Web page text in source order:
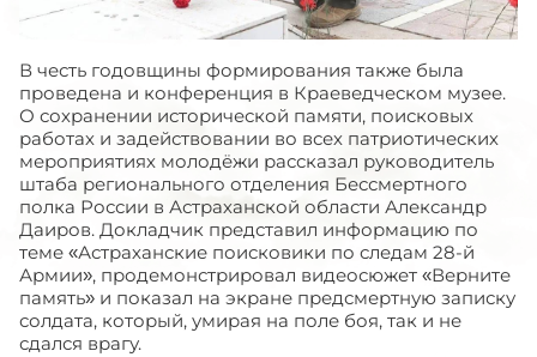
В честь годовщины формирования также была
проведена и конференция в Краеведческом музее.
О сохранении исторической памяти, поисковых
работах и задействовании во всех патриотических
мероприятиях молодёжи рассказал руководитель
штаба регионального отделения Бессмертного
полка России в Астраханской области Александр
Даиров. Докладчик представил информацию по
теме «Астраханские поисковики по следам 28-й
Армии», продемонстрировал видеосюжет «Верните
память» и показал на экране предсмертную записку
солдата, который, умирая на поле боя, так и не
сдался врагу.